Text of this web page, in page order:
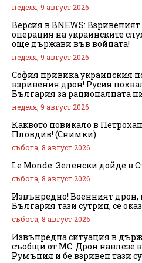
неделя, 9 август 2026
Версия в BNEWS:
операция на украинските
още държави във войната!
неделя, 9 август 2026
София привика украинския
взривения дрон! Русия
България за рационалната
неделя, 9 август 2026
Каквото повикало в
Пловдив! (Снимки)
събота, 8 август 2026
Le Monde: Зеленски дойде в
събота, 8 август 2026
Извънредно! Военният дрон,
България тази сутрин, се
събота, 8 август 2026
Извънредна ситуация в
съобщи от МС: Дрон навлезе
Румъния и бе взривен тази